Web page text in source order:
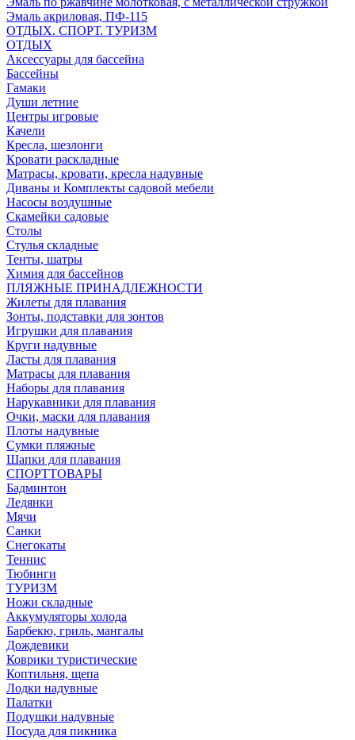
Эмаль акриловая, ПФ-115
ОТДЫХ. СПОРТ. ТУРИЗМ
ОТДЫХ
Аксессуары для бассейна
Бассейны
Гамаки
Души летние
Центры игровые
Качели
Кресла, шезлонги
Кровати раскладные
Матрасы, кровати, кресла надувные
Диваны и Комплекты садовой мебели
Насосы воздушные
Скамейки садовые
Столы
Стулья складные
Тенты, шатры
Химия для бассейнов
ПЛЯЖНЫЕ ПРИНАДЛЕЖНОСТИ
Жилеты для плавания
Зонты, подставки для зонтов
Игрушки для плавания
Круги надувные
Ласты для плавания
Матрасы для плавания
Наборы для плавания
Нарукавники для плавания
Очки, маски для плавания
Плоты надувные
Сумки пляжные
Шапки для плавания
СПОРТТОВАРЫ
Бадминтон
Ледянки
Мячи
Санки
Снегокаты
Теннис
Тюбинги
ТУРИЗМ
Ножи складные
Аккумуляторы холода
Барбекю, гриль, мангалы
Дождевики
Коврики туристические
Коптильня, щепа
Лодки надувные
Палатки
Подушки надувные
Посуда для пикника